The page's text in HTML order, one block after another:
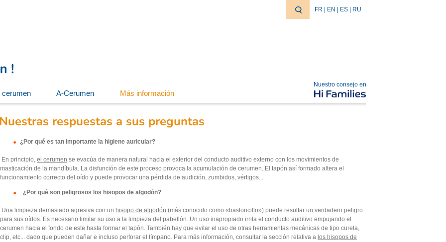
FR EN ES RU
cerumen A-Cerumen Más información
Nuestro consejo en
respuestas a sus preguntas
¿Por qué es tan importante la higiene auricular?
En principio, el cerumen se evacúa de manera natural hacia el exterior del conducto auditivo externo con los movimientos de
masticación de la mandíbula. La disfunción de este proceso provoca la acumulación de cerumen. El tapón así formado altera el
funcionamiento correcto del oído y puede provocar una pérdida de audición, zumbidos, vértigos...
¿Por qué son peligrosos los hisopos de algodón?
Una limpieza demasiado agresiva con un hisopo de algodón (más conocido como «bastoncillo») puede resultar un verdadero peligro
para sus oídos. Es necesario limitar su uso a la limpieza del pabellón. Un uso inapropiado irrita el conducto auditivo empujando el
cerumen hacia el fondo de este hasta formar el tapón. También hay que evitar el uso de otras herramientas mecánicas de tipo cureta,
clip, etc... dado que pueden dañar e incluso perforar el tímpano. Para más información, consultar la sección relativa a los hisopos de